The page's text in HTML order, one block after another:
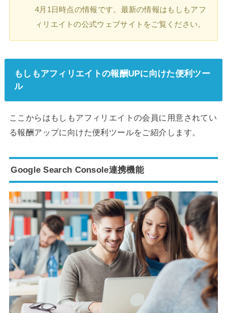
4月1日時点の情報です。最新の情報はもしもアフ
ィリエイトの公式ウェブサイトをご覧ください。
もしもアフィリエイトの報酬UPに向けた便利ツー
ル
ここからはもしもアフィリエイトの会員に用意されてい
る報酬アップに向けた便利ツールをご紹介します。
Google Search Console連携機能